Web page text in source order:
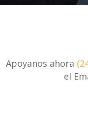
Apoyanos ahora
el